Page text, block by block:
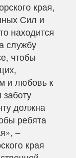
края,
Сил и
находится
службу
чтобы
и любовь к
должна
ребята
–
края